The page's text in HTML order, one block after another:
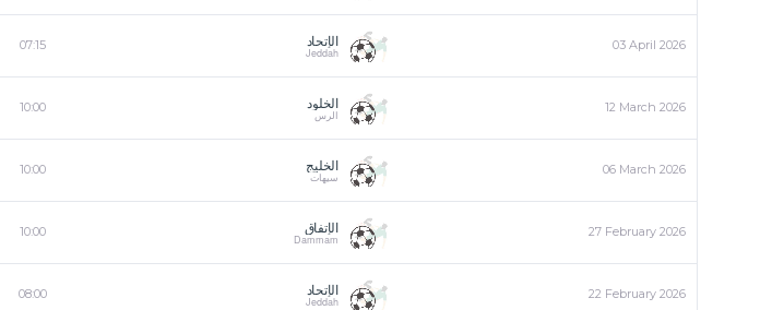
03 April 2026 الإتحاد
Jeddah
07:15
12 March 2026 الخلود
الرس
10:00
06 March 2026 الخليج
سيهات
10:00
27 February 2026 الإتفاق
Dammam
10:00
22 February 2026 الإتحاد
Jeddah
08:00